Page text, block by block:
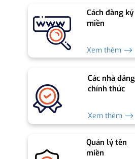
Cách đăng
miền
Xem thêm ⟶
Các nhà
chính thức
Xem thêm ⟶
Quản lý tên
miền